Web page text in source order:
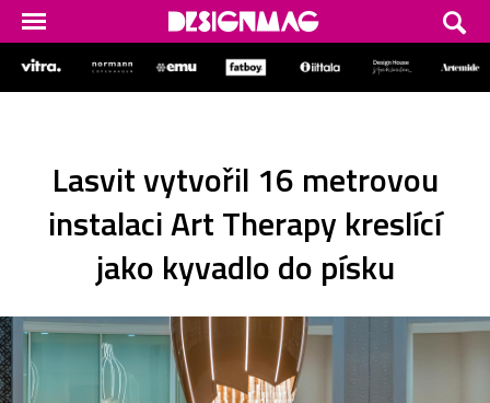
Lasvit vytvořil 16 metrovou
instalaci Art Therapy kreslící
jako kyvadlo do písku